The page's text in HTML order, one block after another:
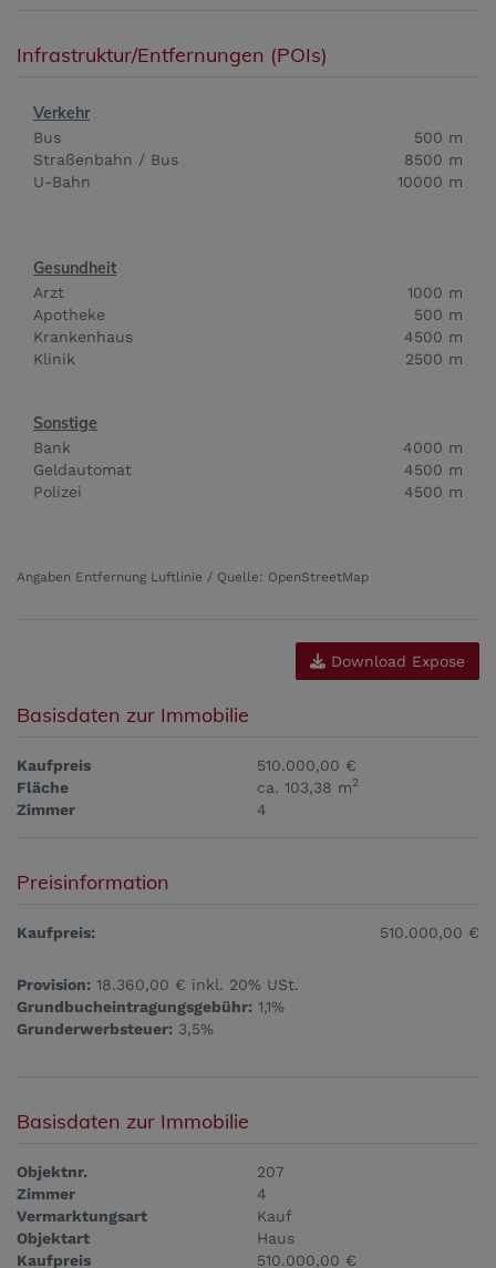
Infrastruktur/Entfernungen (POIs)
Verkehr
Bus
500 m
Straßenbahn / Bus
8500 m
U-Bahn
10000 m
Gesundheit
Arzt
1000 m
Apotheke
500 m
Krankenhaus
4500 m
Klinik
2500 m
Sonstige
Bank
4000 m
Geldautomat
4500 m
Polizei
4500 m
Angaben Entfernung Luftlinie / Quelle: OpenStreetMap
Download Expose
Basisdaten zur Immobilie
Kaufpreis
510.000,00 €
Fläche
ca. 103,38 m2
Zimmer 4
Preisinformation
Kaufpreis: 510.000,00 €
Provision: 18.360,00 € inkl. 20% USt.
Grundbucheintragungsgebühr: 1,1%
Grunderwerbsteuer: 3,5%
Basisdaten zur Immobilie
Objektnr.
207
Zimmer
4
Vermarktungsart
Kauf
Objektart
Haus
Kaufpreis
510.000,00 €